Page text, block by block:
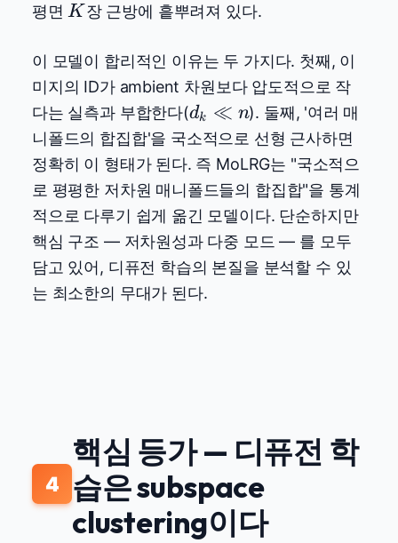
평면 K
K 장 근방에 흩뿌려져 있다.
이 모델이 합리적인 이유는 두 가지다. 첫째, 이
미지의 ID가 ambient 차원보다 압도적으로 작
다는 실측과 부합한다(d_k
\ll
n
dk ≪ n). 둘째, '여러 매
니폴드의 합집합'을 국소적으로 선형 근사하면
정확히 이 형태가 된다. 즉 MoLRG는 "국소적으
로 평평한 저차원 매니폴드들의 합집합"을 통계
적으로 다루기 쉽게 옮긴 모델이다. 단순하지만
핵심 구조 — 저차원성과 다중 모드 — 를 모두
담고 있어, 디퓨전 학습의 본질을 분석할 수 있
는 최소한의 무대가 된다.
4
핵심 등가 — 디퓨전 학
습은 subspace
clustering이다